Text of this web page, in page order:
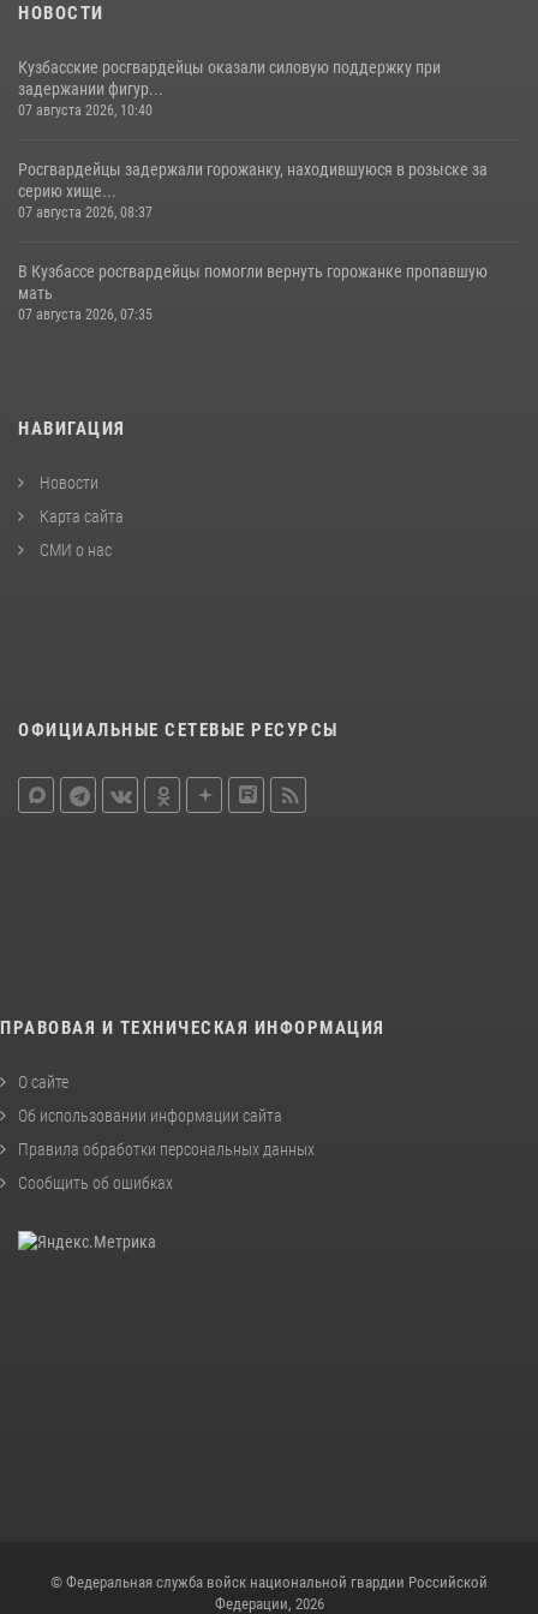
НОВОСТИ
Кузбасские росгвардейцы оказали силовую поддержку при
задержании фигур...
07 августа 2026, 10:40
Росгвардейцы задержали горожанку, находившуюся в розыске за
серию хище...
07 августа 2026, 08:37
В Кузбассе росгвардейцы помогли вернуть горожанке пропавшую
мать
07 августа 2026, 07:35
НАВИГАЦИЯ
Новости
Карта сайта
СМИ о нас
ОФИЦИАЛЬНЫЕ СЕТЕВЫЕ РЕСУРСЫ
ПРАВОВАЯ И ТЕХНИЧЕСКАЯ ИНФОРМАЦИЯ
О сайте
Об использовании информации сайта
Правила обработки персональных данных
Сообщить об ошибках
© Федеральная служба войск национальной гвардии Российской
Федерации, 2026